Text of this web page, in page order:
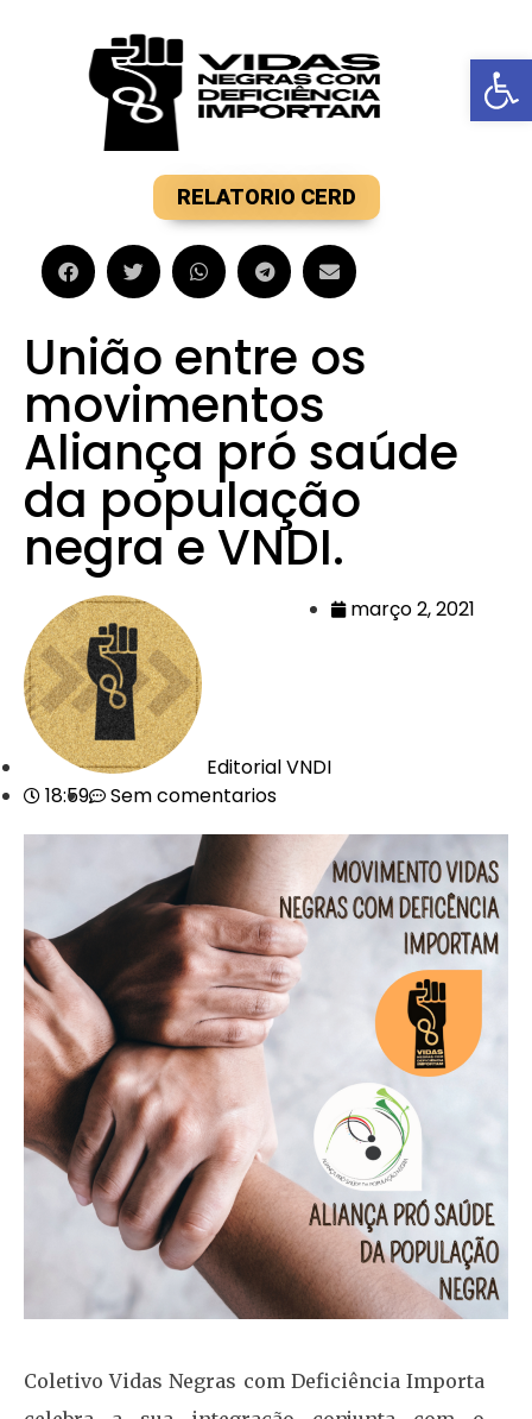
Barra de
RELATORIO CERD
União entre os
movimentos
Aliança pró saúde
da população
negra e VNDI.
Editorial VNDI
março 2, 2021
18:59 Sem comentarios
Coletivo Vidas Negras com Deficiência Importa